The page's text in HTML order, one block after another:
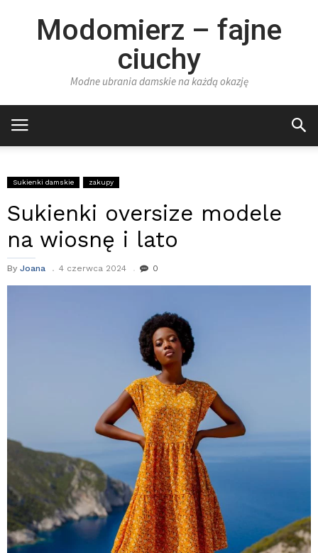
Modomierz – fajne
ciuchy
Modne ubrania damskie na każdą okazję
Sukienki damskie zakupy
Sukienki oversize modele
na wiosnę i lato
By Joana 4 czerwca 2024 0